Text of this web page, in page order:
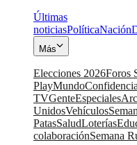
Últimas
noticiasPolíticaNación
Más
Elecciones 2026Foros
PlayMundo
TVGenteEspeciales
UnidosVehículos
PatasSaludLoterías
colaboraciónSemana